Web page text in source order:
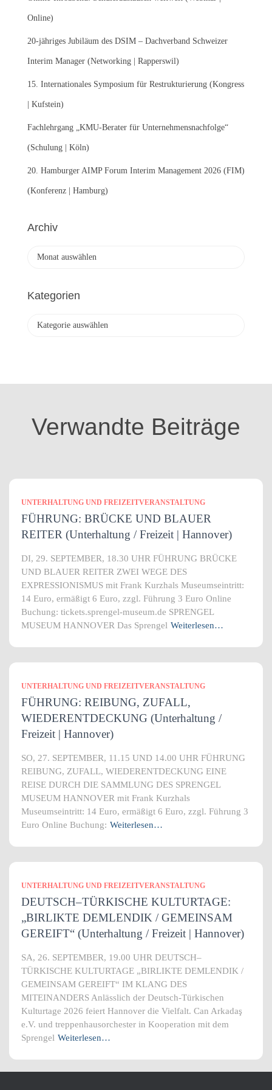
c
:
Online)
20-jähriges Jubiläum des DSIM – Dachverband Schweizer
Interim Manager (Networking | Rapperswil)
15. Internationales Symposium für Restrukturierung (Kongress
| Kufstein)
Fachlehrgang „KMU-Berater für Unternehmensnachfolge“
(Schulung | Köln)
20. Hamburger AIMP Forum Interim Management 2026 (FIM)
(Konferenz | Hamburg)
Archiv
h
Kategorien
o
Verwandte Beiträge
UNTERHALTUNG UND FREIZEITVERANSTALTUNG
FÜHRUNG: BRÜCKE UND BLAUER
REITER (Unterhaltung / Freizeit | Hannover)
DI, 29. SEPTEMBER, 18.30 UHR FÜHRUNG BRÜCKE
UND BLAUER REITER ZWEI WEGE DES
EXPRESSIONISMUS mit Frank Kurzhals Museumseintritt:
14 Euro, ermäßigt 6 Euro, zzgl. Führung 3 Euro Online
Buchung: tickets.sprengel-museum.de SPRENGEL
MUSEUM HANNOVER Das Sprengel Weiterlesen…
UNTERHALTUNG UND FREIZEITVERANSTALTUNG
FÜHRUNG: REIBUNG, ZUFALL,
WIEDERENTDECKUNG (Unterhaltung /
Freizeit | Hannover)
SO, 27. SEPTEMBER, 11.15 UND 14.00 UHR FÜHRUNG
REIBUNG, ZUFALL, WIEDERENTDECKUNG EINE
REISE DURCH DIE SAMMLUNG DES SPRENGEL
MUSEUM HANNOVER mit Frank Kurzhals
Museumseintritt: 14 Euro, ermäßigt 6 Euro, zzgl. Führung 3
Euro Online Buchung: Weiterlesen…
UNTERHALTUNG UND FREIZEITVERANSTALTUNG
DEUTSCH–TÜRKISCHE KULTURTAGE:
„BIRLIKTE DEMLENDIK / GEMEINSAM
GEREIFT“ (Unterhaltung / Freizeit | Hannover)
SA, 26. SEPTEMBER, 19.00 UHR DEUTSCH–
TÜRKISCHE KULTURTAGE „BIRLIKTE DEMLENDIK /
GEMEINSAM GEREIFT“ IM KLANG DES
MITEINANDERS Anlässlich der Deutsch-Türkischen
Kulturtage 2026 feiert Hannover die Vielfalt. Can Arkadaş
e.V. und treppenhausorchester in Kooperation mit dem
Sprengel Weiterlesen…